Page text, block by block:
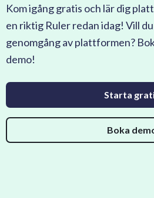
Kom igång gratis och lär dig
en riktig Ruler redan idag! Vill
genomgång av plattformen?
demo!
Starta
Boka